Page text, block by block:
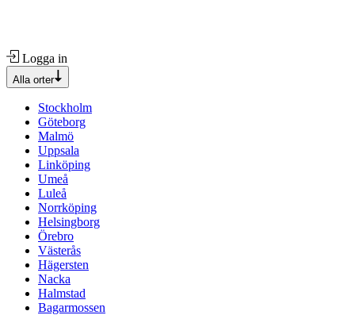
Logga in
Alla orter
Stockholm
Göteborg
Malmö
Uppsala
Linköping
Umeå
Luleå
Norrköping
Helsingborg
Örebro
Västerås
Hägersten
Nacka
Halmstad
Bagarmossen